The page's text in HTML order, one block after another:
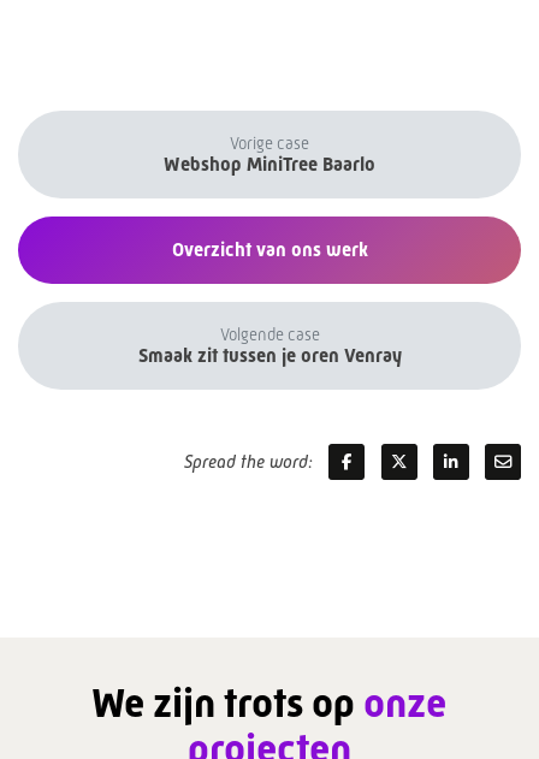
Vorige case
Webshop MiniTree Baarlo
Overzicht van ons werk
Volgende case
Smaak zit tussen je oren Venray
Spread the word:
We zijn trots op onze
projecten